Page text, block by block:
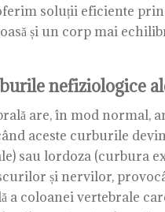
soluții eficiente
și un corp mai
nefiziologice
are, în mod normal,
aceste curburile
sau lordoza (curbura
și nervilor,
a coloanei vertebrale